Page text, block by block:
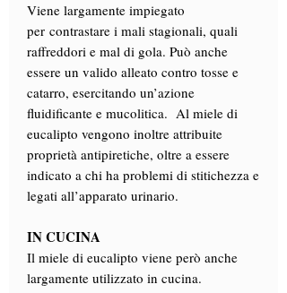
Viene largamente impiegato
per contrastare i mali stagionali, quali
raffreddori e mal di gola. Può anche
essere un valido alleato contro tosse e
catarro, esercitando un’azione
fluidificante e mucolitica. Al miele di
eucalipto vengono inoltre attribuite
proprietà antipiretiche, oltre a essere
indicato a chi ha problemi di stitichezza e
legati all’apparato urinario.
IN CUCINA
Il miele di eucalipto viene però anche
largamente utilizzato in cucina.